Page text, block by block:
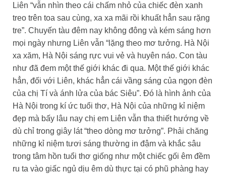
Liên “vẫn nhìn theo cái chấm nhỏ của chiếc đèn xanh
treo trên toa sau cùng, xa xa mãi rồi khuất hẳn sau rặng
tre”. Chuyến tàu đêm nay không đông và kém sáng hơn
mọi ngày nhưng Liên vẫn “lặng theo mơ tưởng. Hà Nội
xa xăm, Hà Nội sáng rực vui vẻ và huyên náo. Con tàu
như đã đem một thế giới khác đi qua. Một thế giới khác
hẳn, đối với Liên, khác hẳn cái vầng sáng của ngọn đèn
của chị Tí và ánh lửa của bác Siêu”. Đó là hình ảnh của
Hà Nội trong kí ức tuổi thơ, Hà Nội của những kỉ niệm
đẹp mà bấy lâu nay chị em Liên vẫn tha thiết hướng về
dù chỉ trong giây lát “theo dòng mơ tưởng”. Phải chăng
những kỉ niệm tươi sáng thường in đậm và khắc sâu
trong tâm hồn tuổi thơ giống như một chiếc gối êm đềm
ru ta vào giấc ngủ dịu êm dù thực tại có phũ phàng hay